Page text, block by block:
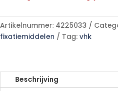
10
cm
l
t
e
a
t
Artikelnummer: 4225033
fixatiemiddelen
Tag: vhk
Beschrijving